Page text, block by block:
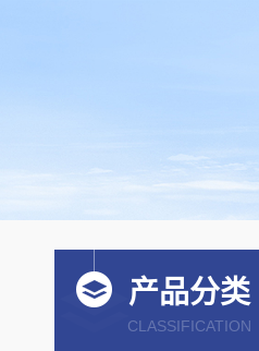
产品分类
CLASSIFICATION